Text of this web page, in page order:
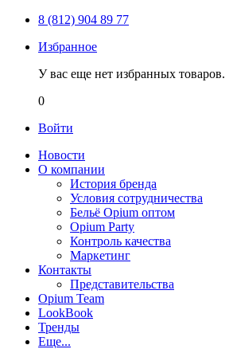
8 (812) 904 89 77
Избранное
У вас еще нет избранных товаров.
0
Войти
Новости
О компании
История бренда
Условия сотрудничества
Бельё Opium оптом
Opium Party
Контроль качества
Маркетинг
Контакты
Представительства
Opium Team
LookBook
Тренды
Еще...